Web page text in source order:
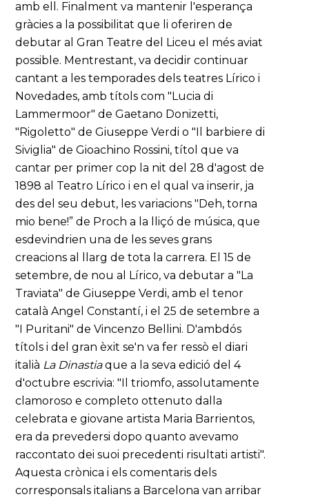
amb ell. Finalment va mantenir l'esperança
gràcies a la possibilitat que li oferiren de
debutar al Gran Teatre del Liceu el més aviat
possible. Mentrestant, va decidir continuar
cantant a les temporades dels teatres Lírico i
Novedades, amb títols com "Lucia di
Lammermoor" de Gaetano Donizetti,
"Rigoletto" de Giuseppe Verdi o "Il barbiere di
Siviglia" de Gioachino Rossini, títol que va
cantar per primer cop la nit del 28 d'agost de
1898 al Teatro Lírico i en el qual va inserir, ja
des del seu debut, les variacions "Deh, torna
mio bene!” de Proch a la lliçó de música, que
esdevindrien una de les seves grans
creacions al llarg de tota la carrera. El 15 de
setembre, de nou al Lírico, va debutar a "La
Traviata" de Giuseppe Verdi, amb el tenor
català Angel Constantí, i el 25 de setembre a
"I Puritani" de Vincenzo Bellini. D'ambdós
títols i del gran èxit se'n va fer ressò el diari
italià La Dinastiaque a la seva edició del 4
d'octubre escrivia: "Il triomfo, assolutamente
clamoroso e completo ottenuto dalla
celebrata e giovane artista Maria Barrientos,
era da prevedersi dopo quanto avevamo
raccontato dei suoi precedenti risultati artisti".
Aquesta crònica i els comentaris dels
corresponsals italians a Barcelona van arribar